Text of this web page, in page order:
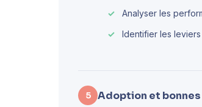
Analyser les
Identifier les
5 Adoption et